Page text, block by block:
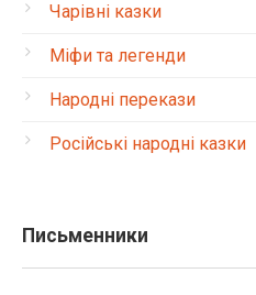
Чарівні казки
Міфи та легенди
Народні перекази
Російські народні казки
Письменники